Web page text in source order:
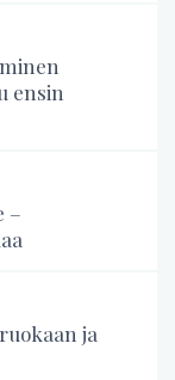
ensin
–
ja